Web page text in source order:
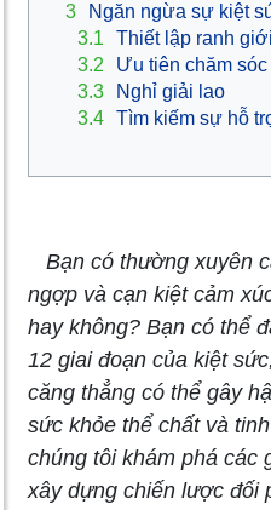
3
Ngăn ngừa sự kiệt
3.1
Thiết lập ranh giới
3.2
Ưu tiên chăm sóc
3.3
Nghỉ giải lao
3.4 Tìm kiếm sự hỗ
Bạn có thường xuyên
ngợp và cạn kiệt cảm
hay không? Bạn có thể
12 giai đoạn của kiệt
căng thẳng có thể gây
sức khỏe thể chất và
chúng tôi khám phá các
xây dựng chiến lược đối